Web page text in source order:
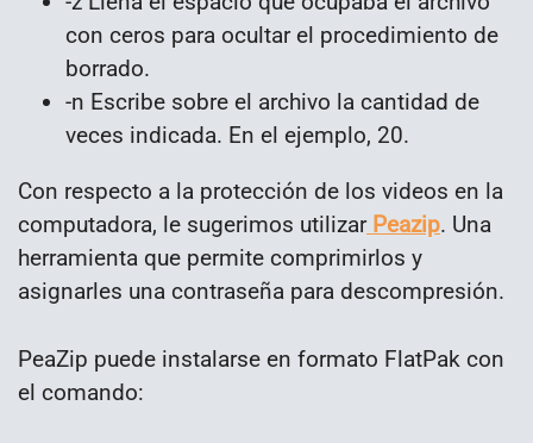
con ceros para ocultar el procedimiento de
borrado.
-n Escribe sobre el archivo la cantidad de
veces indicada. En el ejemplo, 20.
Con respecto a la protección de los videos en la
computadora, le sugerimos utilizarPeazip. Una
herramienta que permite comprimirlos y
asignarles una contraseña para descompresión.
PeaZip puede instalarse en formato FlatPak con
el comando: